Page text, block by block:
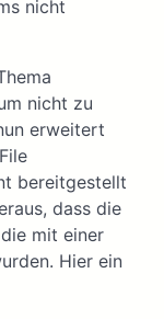
nicht
nicht zu
erweitert
bereitgestellt
dass die
mit einer
Hier ein